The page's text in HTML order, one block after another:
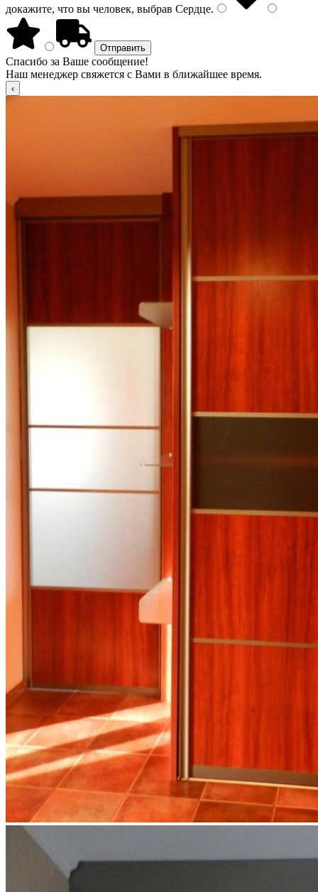
докажите, что вы человек, выбрав Сердце.
Спасибо за Ваше сообщение!
Наш менеджер свяжется с Вами в ближайшее время.